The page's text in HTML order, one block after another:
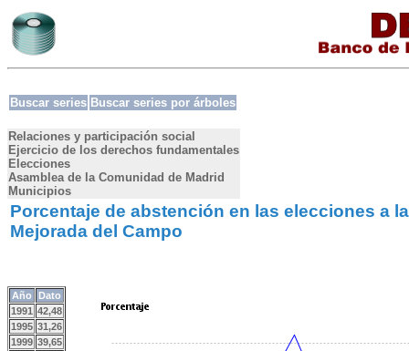
Buscar series Buscar series por árboles
Relaciones y participación social
Ejercicio de los derechos fundamentales
Elecciones
Asamblea de la Comunidad de Madrid
Municipios
Porcentaje de abstención en las elecciones a
Mejorada del Campo
Año
Dato
1991 42,48
1995 31,26
1999 39,65